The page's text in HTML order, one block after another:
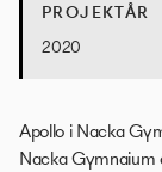
PROJEKTÅR
2020
Apollo i Nacka
Nacka Gymnaium